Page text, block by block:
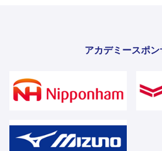
アカデミースポ